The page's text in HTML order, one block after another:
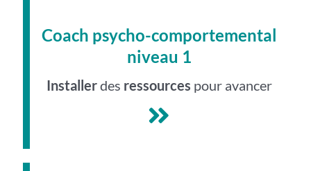
Coach psycho-comportemental
niveau 1
Installerdes ressources pour avancer